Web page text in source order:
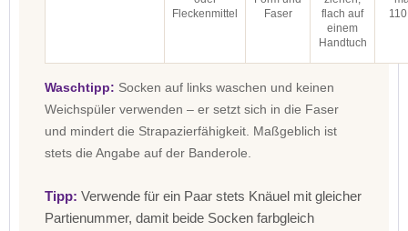
Fleckenmittel
Faser
flach auf
einem
Handtuch
Waschtipp: Socken auf links waschen und keinen
Weichspüler verwenden – er setzt sich in die Faser
und mindert die Strapazierfähigkeit. Maßgeblich ist
stets die Angabe auf der Banderole.
Tipp: Verwende für ein Paar stets Knäuel mit gleicher
Partienummer, damit beide Socken farbgleich